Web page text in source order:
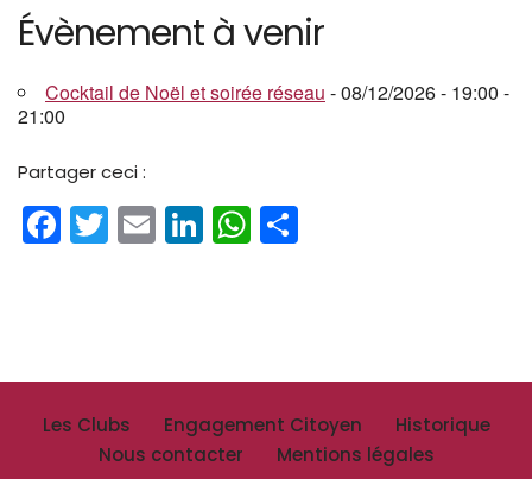
Évènement à venir
Cocktail de Noël et soirée réseau - 08/12/2026 - 19:00 -
21:00
Partager ceci :
Facebook
Twitter
EmailLinkedIn
WhatsApp
Les Clubs Engagement Citoyen
Historique
Nous contacter
Mentions légales